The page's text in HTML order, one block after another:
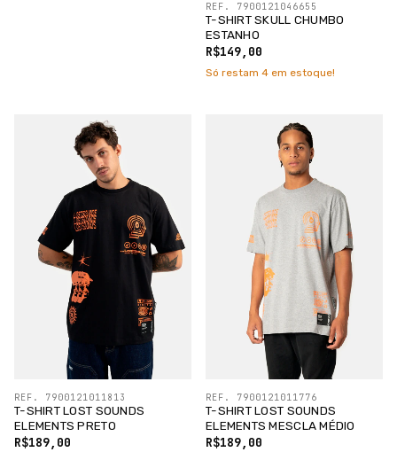
T-SHIRT SKULL CHUMBO
ESTANHO
R$149,00
REF. 7900121046655
Só restam 4 em estoque!
T-SHIRT LOST SOUNDS
ELEMENTS PRETO
R$189,00
REF. 7900121011813
T-SHIRT LOST SOUNDS
ELEMENTS MESCLA MÉDIO
R$189,00
REF. 7900121011776